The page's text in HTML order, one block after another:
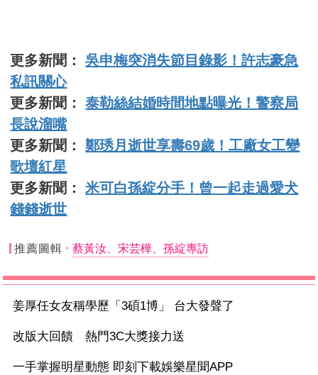
更多新聞：吳申梅突消失節目錄影！許志豪急
私訊關心
更多新聞：泰勒絲結婚時間地點曝光！警察局
長說溜嘴
更多新聞：鄭琇月逝世享壽69歲！工廠女工變
歌壇紅星
更多新聞：米可白孫綻分手！曾一起走過愛犬
錢錢逝世
推薦圖輯 蔡黃汝、宋芸樺、孫綻專訪
姜厚任女友稱學歷「3碩1博」 台大發聲了
改版大回饋 熱門3C大獎接力送
一手掌握明星動態 即刻下載娛樂星聞APP